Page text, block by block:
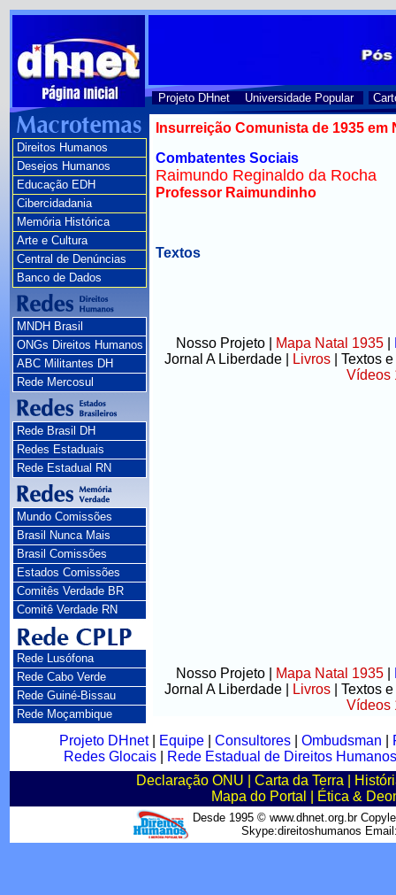
Projeto DHnet Universidade Popular
Direitos Humanos
Desejos Humanos
Educação EDH
Cibercidadania
Memória Histórica
Arte e Cultura
Central de Denúncias
Banco de Dados
MNDH Brasil
ONGs Direitos Humanos
ABC Militantes DH
Rede Mercosul
Rede Brasil DH
Redes Estaduais
Rede Estadual RN
Mundo Comissões
Brasil Nunca Mais
Brasil Comissões
Estados Comissões
Comitês Verdade BR
Comitê Verdade RN
Rede Lusófona
Rede Cabo Verde
Rede Guiné-Bissau
Rede Moçambique
Insurreição Comunista de 1935 em
Combatentes Sociais
Raimundo Reginaldo da Rocha
Professor Raimundinho
Textos
Nosso Projeto Mapa Natal 1935
Jornal A Liberdade
Livros| Textos
Vídeos
Nosso Projeto Mapa Natal 1935
Jornal A Liberdade
Livros| Textos
Vídeos
Projeto DHnet| Equipe| Consultores| Ombudsman
Redes Glocais|
Rede Estadual de Direitos
Declaração ONU
Carta da Terra
Mapa do Portal
Ética &
Desde 1995 © www.dhnet.org.br
Skype:direitoshumanos